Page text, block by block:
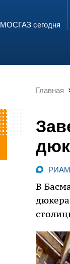
МОСГАЗ сегодня
Главная
В
дюкера